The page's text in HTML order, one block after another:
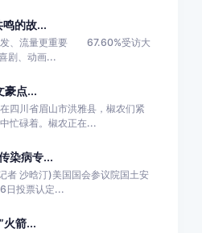
鸣的故...
、流量更重要 67.60%受访大
、动画...
豪点...
川省眉山市洪雅县，椒农们紧
忙碌着。椒农正在...
染病专...
沙晗汀)美国国会参议院国土安
日投票认定...
火箭...